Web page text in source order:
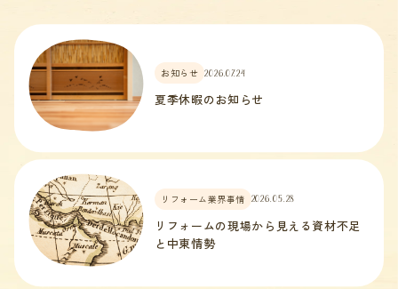
お知らせ 2026.07.24
夏季休暇のお知らせ
リフォーム業界事情 2026.05.28
リフォームの現場から見える資材不足
と中東情勢